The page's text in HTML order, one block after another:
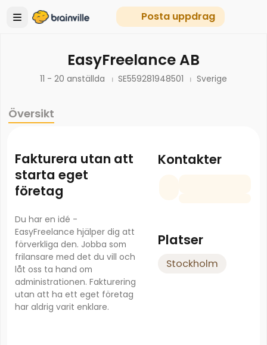
Posta uppdrag
EasyFreelance AB
11 - 20 anställda SE559281948501 Sverige
Översikt
Fakturera utan att
starta eget
företag
Du har en idé -
EasyFreelance hjälper dig att
förverkliga den. Jobba som
frilansare med det du vill och
låt oss ta hand om
administrationen. Fakturering
utan att ha ett eget företag
har aldrig varit enklare.
Kontakter
Platser
Stockholm